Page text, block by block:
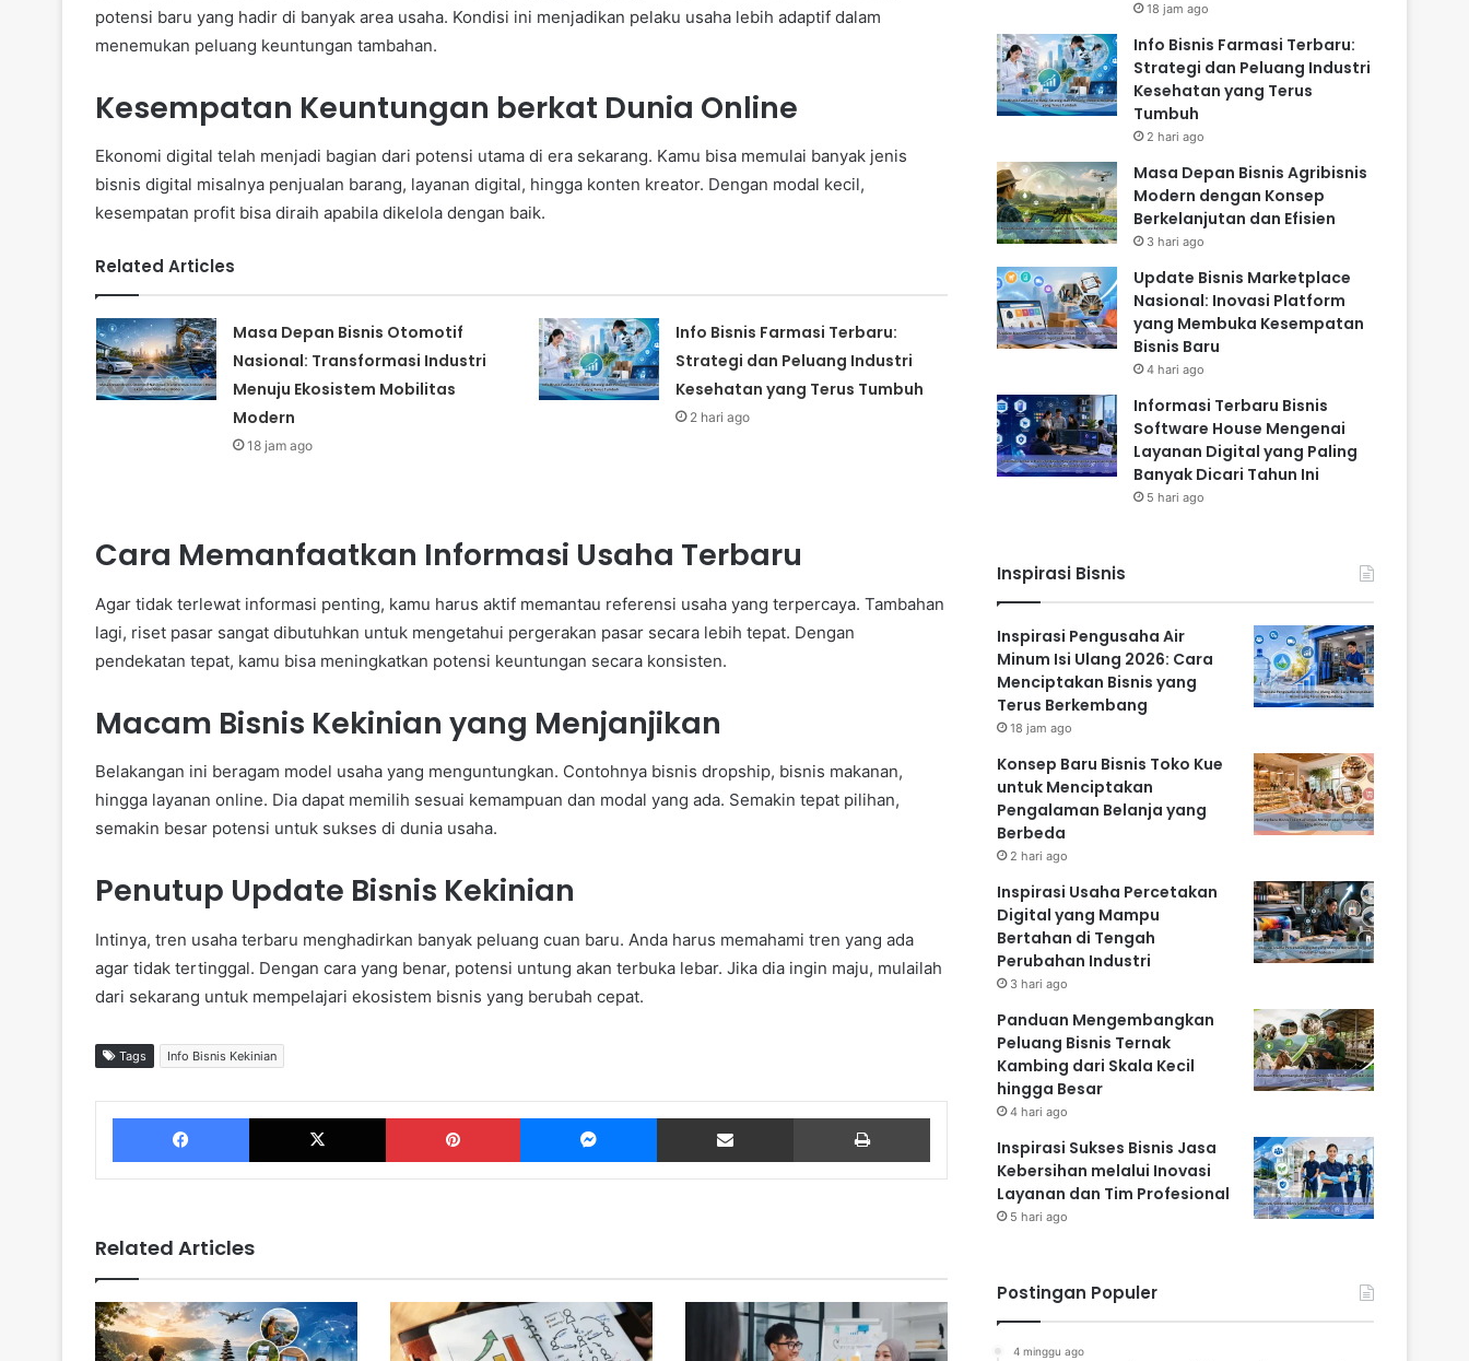
potensi baru yang hadir di banyak area usaha. Kondisi ini menjadikan pelaku usaha lebih adaptif dalam
menemukan peluang keuntungan tambahan.
Kesempatan Keuntungan berkat Dunia Online
Ekonomi digital telah menjadi bagian dari potensi utama di era sekarang. Kamu bisa memulai banyak jenis
bisnis digital misalnya penjualan barang, layanan digital, hingga konten kreator. Dengan modal kecil,
kesempatan profit bisa diraih apabila dikelola dengan baik.
Related Articles
Masa Depan Bisnis Otomotif
Nasional: Transformasi Industri
Menuju Ekosistem Mobilitas
Modern
18 jam ago
Info Bisnis Farmasi Terbaru:
Strategi dan Peluang Industri
Kesehatan yang Terus Tumbuh
2 hari ago
Cara Memanfaatkan Informasi Usaha Terbaru
Agar tidak terlewat informasi penting, kamu harus aktif memantau referensi usaha yang terpercaya. Tambahan
lagi, riset pasar sangat dibutuhkan untuk mengetahui pergerakan pasar secara lebih tepat. Dengan
pendekatan tepat, kamu bisa meningkatkan potensi keuntungan secara konsisten.
Macam Bisnis Kekinian yang Menjanjikan
Belakangan ini beragam model usaha yang menguntungkan. Contohnya bisnis dropship, bisnis makanan,
hingga layanan online. Dia dapat memilih sesuai kemampuan dan modal yang ada. Semakin tepat pilihan,
semakin besar potensi untuk sukses di dunia usaha.
Penutup Update Bisnis Kekinian
Intinya, tren usaha terbaru menghadirkan banyak peluang cuan baru. Anda harus memahami tren yang ada
agar tidak tertinggal. Dengan cara yang benar, potensi untung akan terbuka lebar. Jika dia ingin maju, mulailah
dari sekarang untuk mempelajari ekosistem bisnis yang berubah cepat.
Tags Info Bisnis Kekinian
Facebook X Pinterest Messenger Share via Email
Related Articles
18 jam ago
Info Bisnis Farmasi Terbaru:
Strategi dan Peluang Industri
Kesehatan yang Terus
Tumbuh
2 hari ago
Masa Depan Bisnis Agribisnis
Modern dengan Konsep
Berkelanjutan dan Efisien
3 hari ago
Update Bisnis Marketplace
Nasional: Inovasi Platform
yang Membuka Kesempatan
Bisnis Baru
4 hari ago
Informasi Terbaru Bisnis
Software House Mengenai
Layanan Digital yang Paling
Banyak Dicari Tahun Ini
5 hari ago
Inspirasi Bisnis
Inspirasi Pengusaha Air
Minum Isi Ulang 2026: Cara
Menciptakan Bisnis yang
Terus Berkembang
18 jam ago
Konsep Baru Bisnis Toko Kue
untuk Menciptakan
Pengalaman Belanja yang
Berbeda
2 hari ago
Inspirasi Usaha Percetakan
Digital yang Mampu
Bertahan di Tengah
Perubahan Industri
3 hari ago
Panduan Mengembangkan
Peluang Bisnis Ternak
Kambing dari Skala Kecil
hingga Besar
4 hari ago
Inspirasi Sukses Bisnis Jasa
Kebersihan melalui Inovasi
Layanan dan Tim Profesional
5 hari ago
Postingan Populer
4 minggu ago